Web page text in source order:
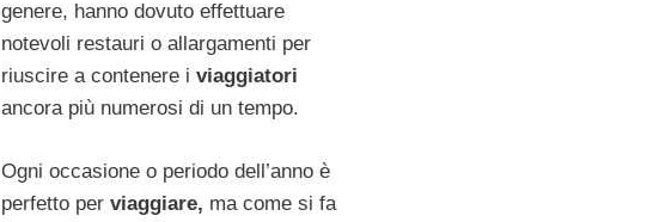
genere, hanno dovuto effettuare
notevoli restauri o allargamenti per
riuscire a contenere i viaggiatori
ancora più numerosi di un tempo.
Ogni occasione o periodo dell’anno è
perfetto per viaggiare, ma come si fa